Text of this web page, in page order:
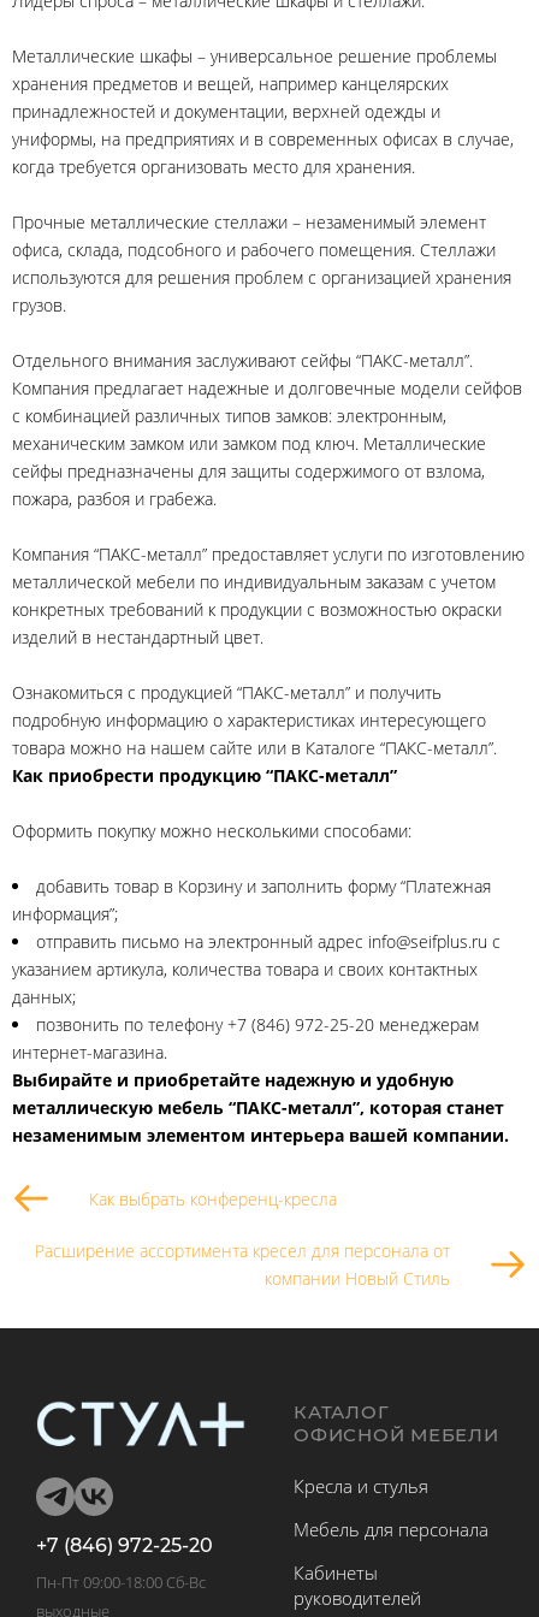
Металлические шкафы – универсальное решение проблемы
хранения предметов и вещей, например канцелярских
принадлежностей и документации, верхней одежды и
униформы, на предприятиях и в современных офисах в случае,
когда требуется организовать место для хранения.
Прочные металлические стеллажи – незаменимый элемент
офиса, склада, подсобного и рабочего помещения. Стеллажи
используются для решения проблем с организацией хранения
грузов.
Отдельного внимания заслуживают сейфы “ПАКС-металл”.
Компания предлагает надежные и долговечные модели сейфов
с комбинацией различных типов замков: электронным,
механическим замком или замком под ключ. Металлические
сейфы предназначены для защиты содержимого от взлома,
пожара, разбоя и грабежа.
Компания “ПАКС-металл” предоставляет услуги по изготовлению
металлической мебели по индивидуальным заказам с учетом
конкретных требований к продукции с возможностью окраски
изделий в нестандартный цвет.
Ознакомиться с продукцией “ПАКС-металл” и получить
подробную информацию о характеристиках интересующего
товара можно на нашем сайте или в Каталоге “ПАКС-металл”.
Как приобрести продукцию “ПАКС-металл”
Оформить покупку можно несколькими способами:
добавить товар в Корзину и заполнить форму “Платежная
информация”;
отправить письмо на электронный адрес info@seifplus.ru с
указанием артикула, количества товара и своих контактных
данных;
позвонить по телефону +7 (846) 972-25-20 менеджерам
интернет-магазина.
Выбирайте и приобретайте надежную и удобную
металлическую мебель “ПАКС-металл”, которая станет
незаменимым элементом интерьера вашей компании.
Как выбрать конференц-кресла
Расширение ассортимента кресел для персонала от
компании Новый Стиль
+7 (846) 972-25-20
Пн-Пт 09:00-18:00 Сб-Вс
выходные
КАТАЛОГ
ОФИСНОЙ МЕБЕЛИ
Кресла и стулья
Мебель для персонала
Кабинеты
руководителей